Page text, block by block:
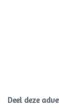
Deel deze